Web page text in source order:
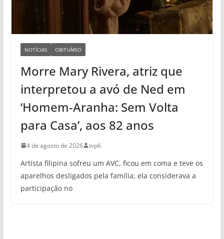
NOTÍCIAS OBITUÁRIO
Morre Mary Rivera, atriz que
interpretou a avó de Ned em
‘Homem-Aranha: Sem Volta
para Casa’, aos 82 anos
4 de agosto de 2026 tvp6
Artista filipina sofreu um AVC, ficou em coma e teve os
aparelhos desligados pela família; ela considerava a
participação no